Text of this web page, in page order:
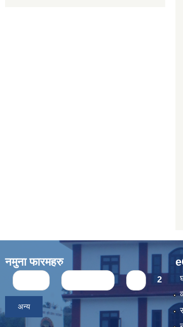
नमुना फारमहरु
Pages 2
अन्य